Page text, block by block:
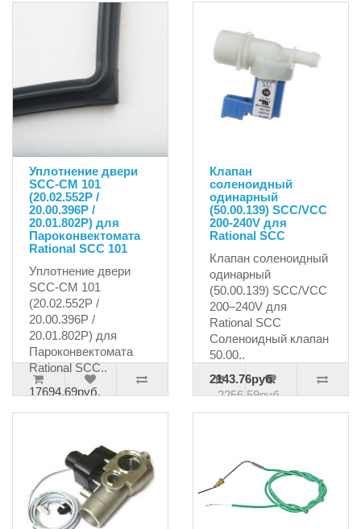
Уплотнение двери
SCC-CM 101
(20.02.552P /
20.00.396P /
20.01.802P) для
Пароконвектомата
Rational SCC 101
Уплотнение двери
SCC-CM 101
(20.02.552P /
20.00.396P /
20.01.802P) для
Пароконвектомата
Rational SCC..
17694.69руб.
Клапан
соленоидный
одинарный
(50.00.139) SCC/VCC
200-240V для
Rational SCC
Клапан соленоидный
одинарный
(50.00.139) SCC/VCC
200–240V для
Rational SCC
Соленоидный клапан
50.00..
2143.76руб.
2256.59руб.